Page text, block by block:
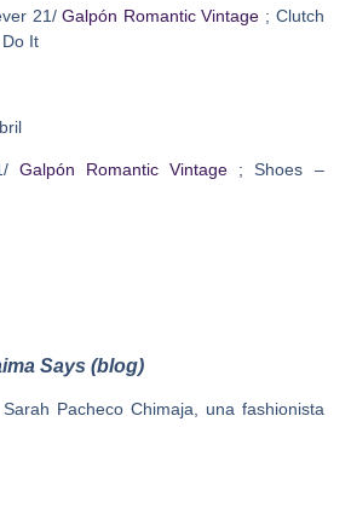
21/Galpón Romantic Vintage ; Clutch
It
Galpón Romantic Vintage ; Shoes –
Says (blog)
Pacheco Chimaja, una fashionista